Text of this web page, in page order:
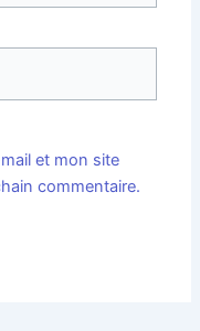
et mon site
commentaire.